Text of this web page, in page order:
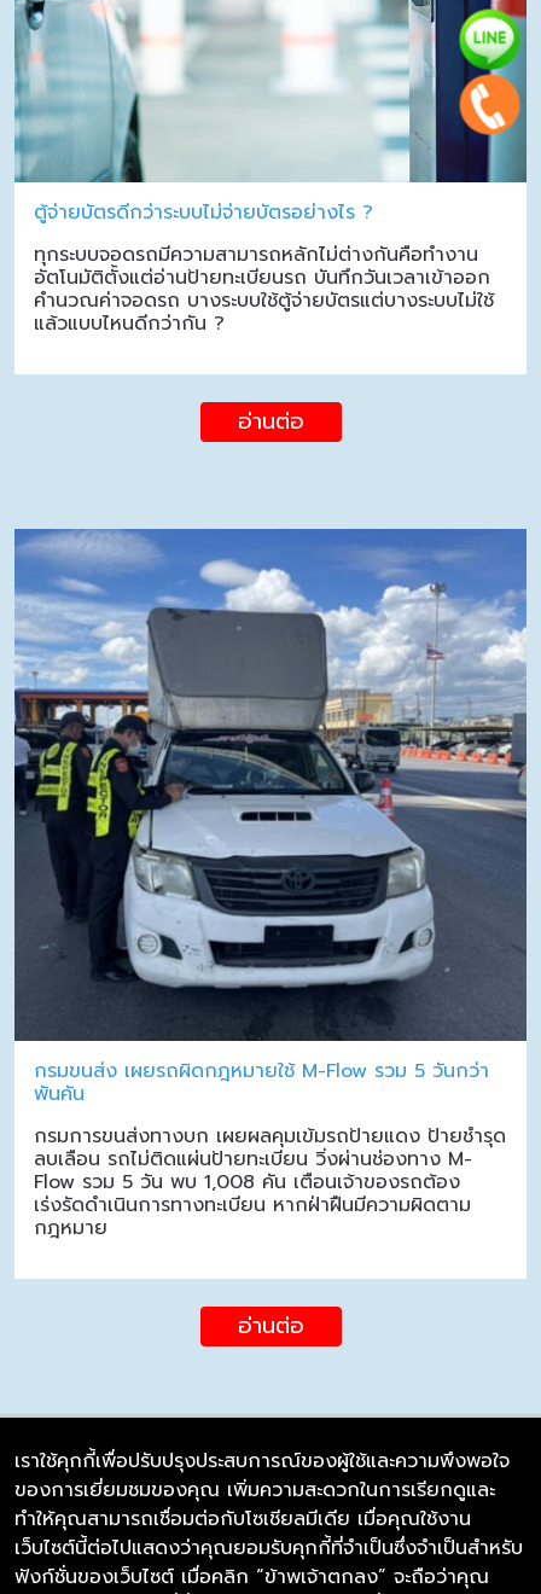
ตู้จ่ายบัตรดีกว่าระบบไม่จ่ายบัตรอย่างไร ?
ทุกระบบจอดรถมีความสามารถหลักไม่ต่างกันคือทำงาน
อัตโนมัติตั้งแต่อ่านป้ายทะเบียนรถ บันทึกวันเวลาเข้าออก
คำนวณค่าจอดรถ บางระบบใช้ตู้จ่ายบัตรแต่บางระบบไม่ใช้
แล้วแบบไหนดีกว่ากัน ?
อ่านต่อ
กรมขนส่ง เผยรถผิดกฎหมายใช้ M-Flow รวม 5 วันกว่า
พันคัน
กรมการขนส่งทางบก เผยผลคุมเข้มรถป้ายแดง ป้ายชำรุด
ลบเลือน รถไม่ติดแผ่นป้ายทะเบียน วิ่งผ่านช่องทาง M-
Flow รวม 5 วัน พบ 1,008 คัน เตือนเจ้าของรถต้อง
เร่งรัดดำเนินการทางทะเบียน หากฝ่าฝืนมีความผิดตาม
กฎหมาย
อ่านต่อ
บริษัท ซิมลิงค์ จำกัด
98/226 Bangrakyai-Baanmai Road,
Bangyai, Nonthaburi 11140
เราใช้คุกกี้เพื่อปรับปรุงประสบการณ์ของผู้ใช้และความพึงพอใจ
ของการเยี่ยมชมของคุณ เพิ่มความสะดวกในการเรียกดูและ
ทำให้คุณสามารถเชื่อมต่อกับโซเชียลมีเดีย เมื่อคุณใช้งาน
เว็บไซต์นี้ต่อไปแสดงว่าคุณยอมรับคุกกี้ที่จำเป็นซึ่งจำเป็นสำหรับ
ฟังก์ชั่นของเว็บไซต์ เมื่อคลิก “ข้าพเจ้าตกลง” จะถือว่าคุณ